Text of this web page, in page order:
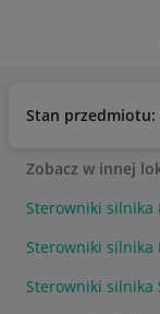
Stan
Zobacz w innej
Sterowniki silnika
Sterowniki silnika
Sterowniki silnika